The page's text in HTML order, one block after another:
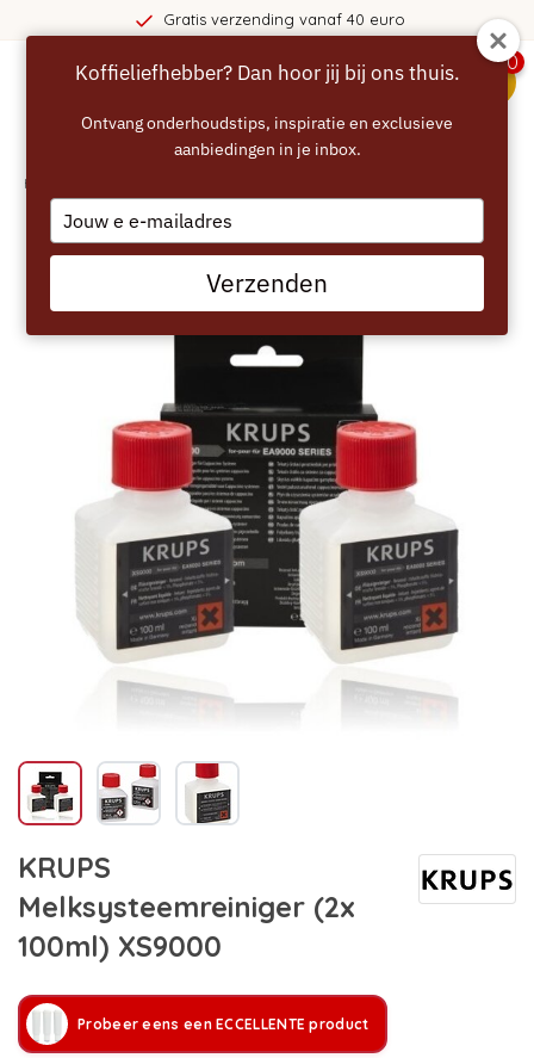
verzending vanaf 40 euro
0
Home
KRUPS
Melksysteemreiniger (2x
100ml) XS9000
Probeer eens een ECCELLENTE product
Koffieliefhebber? Dan hoor jij bij ons thuis.
Ontvang onderhoudstips, inspiratie en exclusieve
aanbiedingen in je inbox.
Type
your
email
Verzenden